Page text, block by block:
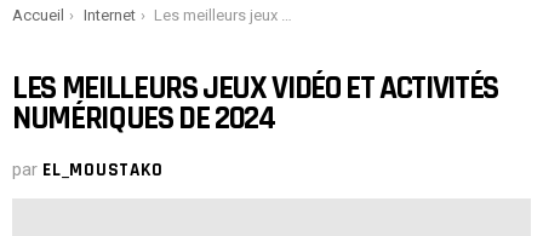
You are here:
Accueil Internet Les meilleurs jeux vidéo et activités numériques de 2024
LES MEILLEURS JEUX VIDÉO ET ACTIVITÉS
NUMÉRIQUES DE 2024
par EL_MOUSTAKO